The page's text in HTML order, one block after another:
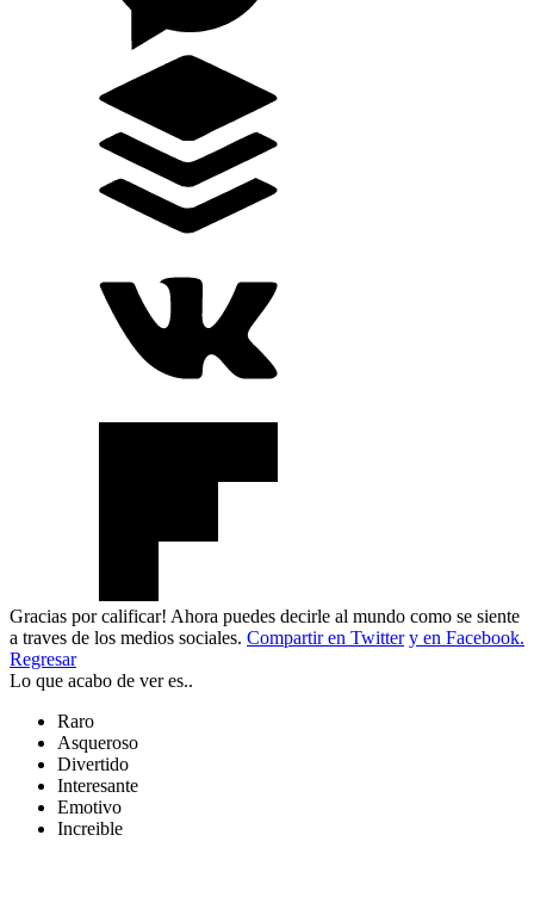
Gracias por calificar! Ahora puedes decirle al mundo como se siente
a traves de los medios sociales. Compartir en Twitter y en Facebook.
Regresar
Lo que acabo de ver es..
Raro
Asqueroso
Divertido
Interesante
Emotivo
Increible